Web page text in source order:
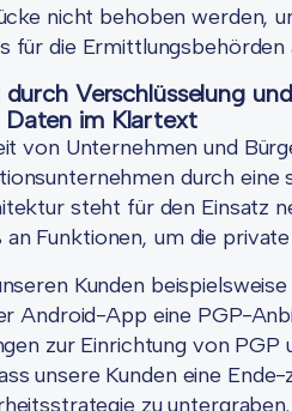
nicht behoben werden,
für die
durch Verschlüsselung
Daten im Klartext
von Unternehmen und
durch
steht für den Einsatz
Funktionen, um die
Kunden
Android-App eine PGP-
zur Einrichtung von
unsere Kunden eine
zu untergraben.